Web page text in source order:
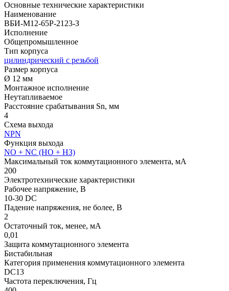
Основные технические характеристики
Наименование
ВБИ-М12-65Р-2123-З
Исполнение
Общепромышленное
Тип корпуса
цилиндрический с резьбой
Размер корпуса
Ø 12 мм
Монтажное исполнение
Неутапливаемое
Расстояние срабатывания Sn, мм
4
Схема выхода
NPN
Функция выхода
NO + NC (НО + НЗ)
Максимальный ток коммутационного элемента, мА
200
Электротехнические характеристики
Рабочее напряжение, В
10-30 DC
Падение напряжения, не более, В
2
Остаточный ток, менее, мА
0,01
Защита коммутационного элемента
Бистабильная
Категория применения коммутационного элемента
DC13
Частота переключения, Гц